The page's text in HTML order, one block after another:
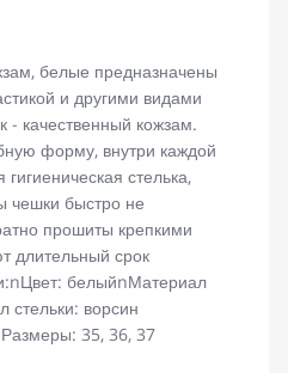
белые предназначены
и другими видами
качественный кожзам.
форму, внутри каждой
стелька,
чешки быстро не
прошиты крепкими
длительный срок
белыйnМатериал
стельки: ворсин
35, 36, 37